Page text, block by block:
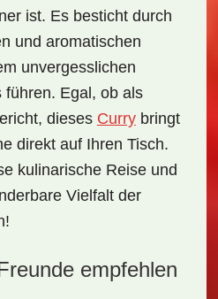
ist. Es besticht durch
und aromatischen
unvergesslichen
führen. Egal, ob als
dieses Currybringt
direkt auf Ihren Tisch.
kulinarische Reiseund
Vielfalt der
empfehlen